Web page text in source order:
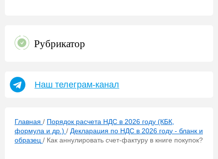
Рубрикатор
Наш телеграм-канал
Главная / Порядок расчета НДС в 2026 году (КБК,
формула и др.) / Декларация по НДС в 2026 году - бланк и
образец / Как аннулировать счет-фактуру в книге покупок?